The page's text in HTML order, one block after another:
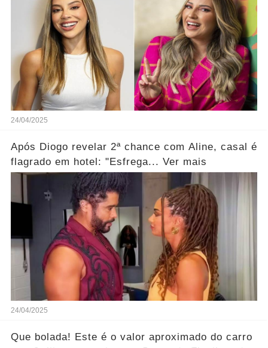
24/04/2025
Após Diogo revelar 2ª chance com Aline, casal é
flagrado em hotel: "Esfrega... Ver mais
24/04/2025
Que bolada! Este é o valor aproximado do carro